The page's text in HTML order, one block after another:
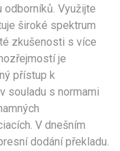
Využijte
široké spektrum
zkušenosti s více
je
přístup k
souladu s normami
V dnešním
dodání překladu.